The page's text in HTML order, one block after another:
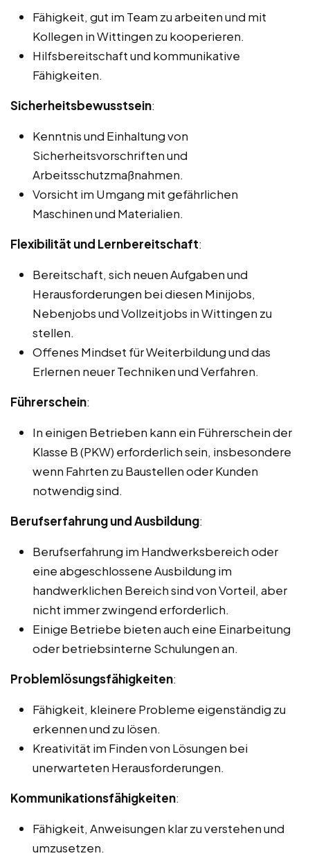
Fähigkeit, gut im Team zu arbeiten und mit
Kollegen in Wittingen zu kooperieren.
Hilfsbereitschaft und kommunikative
Fähigkeiten.
Sicherheitsbewusstsein:
Kenntnis und Einhaltung von
Sicherheitsvorschriften und
Arbeitsschutzmaßnahmen.
Vorsicht im Umgang mit gefährlichen
Maschinen und Materialien.
Flexibilität und Lernbereitschaft:
Bereitschaft, sich neuen Aufgaben und
Herausforderungen bei diesen Minijobs,
Nebenjobs und Vollzeitjobs in Wittingen zu
stellen.
Offenes Mindset für Weiterbildung und das
Erlernen neuer Techniken und Verfahren.
Führerschein:
In einigen Betrieben kann ein Führerschein der
Klasse B (PKW) erforderlich sein, insbesondere
wenn Fahrten zu Baustellen oder Kunden
notwendig sind.
Berufserfahrung und Ausbildung:
Berufserfahrung im Handwerksbereich oder
eine abgeschlossene Ausbildung im
handwerklichen Bereich sind von Vorteil, aber
nicht immer zwingend erforderlich.
Einige Betriebe bieten auch eine Einarbeitung
oder betriebsinterne Schulungen an.
Problemlösungsfähigkeiten:
Fähigkeit, kleinere Probleme eigenständig zu
erkennen und zu lösen.
Kreativität im Finden von Lösungen bei
unerwarteten Herausforderungen.
Kommunikationsfähigkeiten:
Fähigkeit, Anweisungen klar zu verstehen und
umzusetzen.